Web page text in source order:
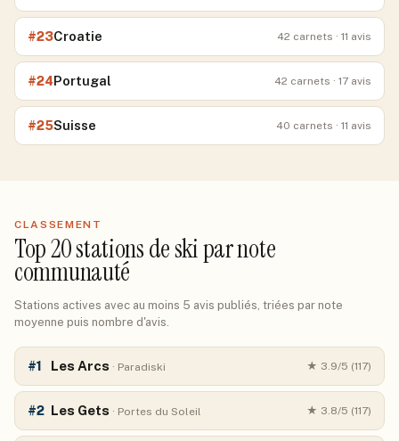
#23Croatie 42 carnets · 11 avis
#24Portugal 42 carnets · 17 avis
#25Suisse 40 carnets · 11 avis
CLASSEMENT
Top20stations de ski par note
communauté
Stations actives avec au moins 5 avis publiés, triées par note
moyenne puis nombre d'avis.
#1 Les Arcs · Paradiski ★ 3.9/5 (117)
#2 Les Gets · Portes du Soleil ★ 3.8/5 (117)